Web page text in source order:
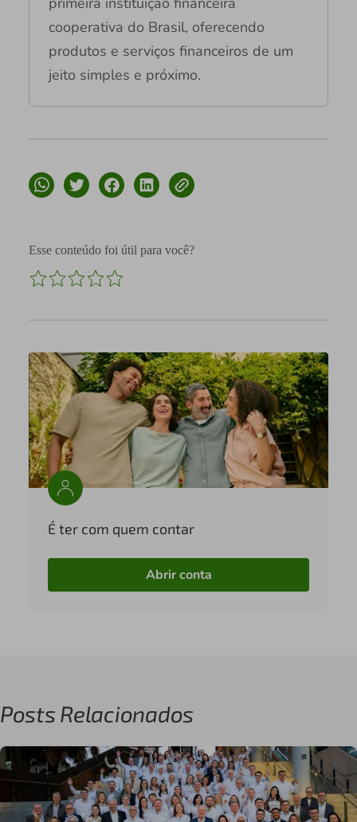
cooperativa do Brasil, oferecendo
produtos e serviços financeiros de um
jeito simples e próximo.
Esse conteúdo foi útil para você?
É ter com quem contar
Abrir conta
Posts Relacionados